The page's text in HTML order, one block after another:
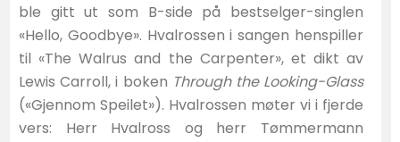
ble gitt ut som B-side på bestselger-singlen
«Hello, Goodbye». Hvalrossen i sangen henspiller
til «The Walrus and the Carpenter», et dikt av
Lewis Carroll, i boken Through the Looking-Glass
(«Gjennom Speilet»). Hvalrossen møter vi i fjerde
vers: Herr Hvalross og herr Tømmermann